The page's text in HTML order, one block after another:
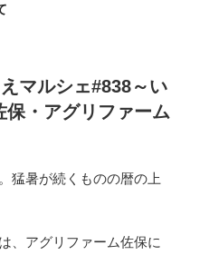
マルシェ#838～い
・アグリファーム
猛暑が続くものの暦の上
、アグリファーム佐保に